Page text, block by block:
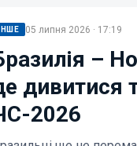
ІНШЕ 05 липня 2026 · 17:19
–
дивитися
2026